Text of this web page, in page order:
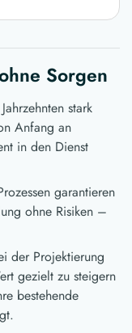
Sorgen
stark
Anfang an
in den Dienst
garantieren
ohne Risiken –
der Projektierung
gezielt zu steigern
bestehende